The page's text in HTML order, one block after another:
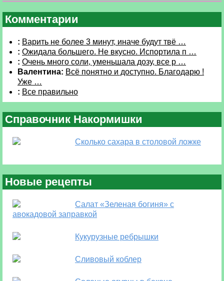
Комментарии
: Варить не более 3 минут, иначе будут твё …
: Ожидала большего. Не вкусно. Испортила п …
: Очень много соли, уменьшала дозу, все р …
Валентина: Всё понятно и доступно. Благодарю !
Уже …
: Все правильно
Справочник Накормишки
Сколько сахара в столовой ложке
Новые рецепты
Салат «Зеленая богиня» с
авокадовой заправкой
Кукурузные ребрышки
Сливовый коблер